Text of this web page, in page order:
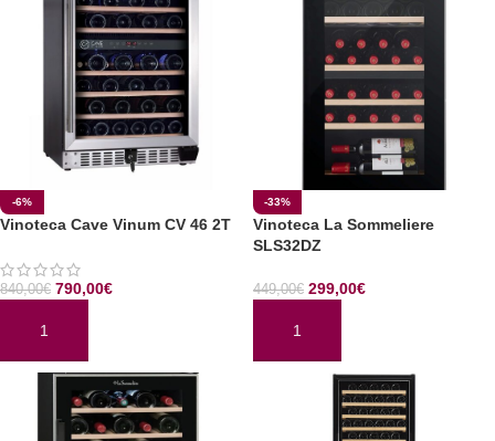
-6%
Vinoteca Cave Vinum CV 46 2T
840,00€ 790,00€
AÑADIR AL CARRITO
-33%
Vinoteca La Sommeliere
SLS32DZ
449,00€ 299,00€
AÑADIR AL CARRITO